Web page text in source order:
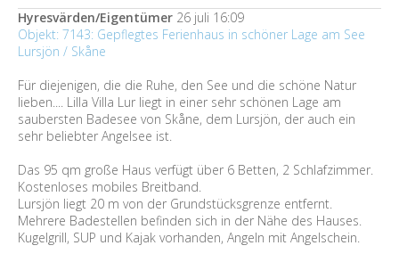
Hyresvärden/Eigentümer 26 juli 16:09
Objekt: 7143: Gepflegtes Ferienhaus in schöner Lage am See
Lursjön / Skåne
Für diejenigen, die die Ruhe, den See und die schöne Natur
lieben.... Lilla Villa Lur liegt in einer sehr schönen Lage am
saubersten Badesee von Skåne, dem Lursjön, der auch ein
sehr beliebter Angelsee ist.
Das 95 qm große Haus verfügt über 6 Betten, 2 Schlafzimmer.
Kostenloses mobiles Breitband.
Lursjön liegt 20 m von der Grundstücksgrenze entfernt.
Mehrere Badestellen befinden sich in der Nähe des Hauses.
Kugelgrill, SUP und Kajak vorhanden, Angeln mit Angelschein.